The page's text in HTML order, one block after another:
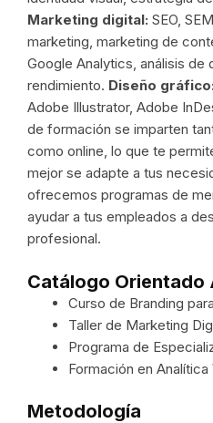
Marketing digital: SEO,
marketing, marketing de
Google Analytics, análisis de
rendimiento. Diseño gráfico:
Adobe Illustrator, Adobe
de formación se imparten
como online, lo que te
mejor se adapte a tus
ofrecemos programas de
ayudar a tus empleados a
profesional.
Catálogo Orientado
Curso de Branding
Taller de Marketing
Programa de
Formación en
Metodología